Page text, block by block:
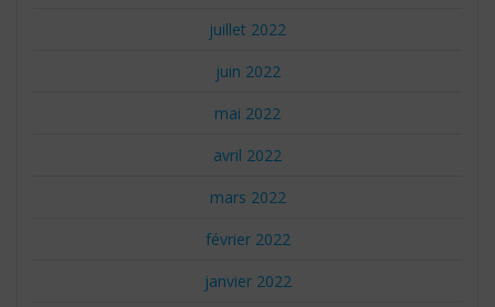
juillet 2022
juin 2022
mai 2022
avril 2022
mars 2022
février 2022
janvier 2022